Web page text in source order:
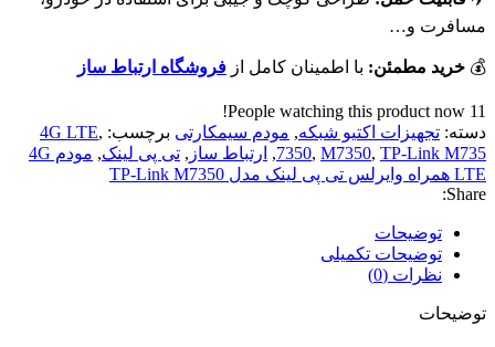
مسافرت و…
💰 خرید مطمئن: با اطمینان کامل از فروشگاه ارتباط ساز
11
People watching this product now!
دسته: تجهیزات اکتیو شبکه, مودم سیمکارتی برچسب: 4G LTE,
7350, M7350, TP-Link M735
, ارتباط ساز , تی پی لینک,
مودم 4G
LTE همراه وایرلس تی پی لینک مدل TP-Link M7350
Share:
توضیحات
توضیحات تکمیلی
نظرات (0)
توضیحات